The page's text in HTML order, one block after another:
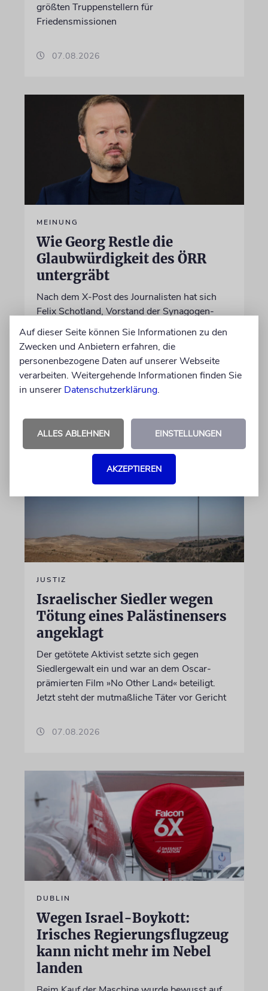
größten Truppenstellern für
Friedensmissionen
07.08.2026
MEINUNG
Wie Georg Restle die
Glaubwürdigkeit des ÖRR
untergräbt
Nach dem X-Post des Journalisten hat sich
Felix Schotland, Vorstand der Synagogen-
Gemeinde Köln, an WDR-
Programmdirektorin Andrea Schafarczyk
gewandt. Wir dokumentieren das Schreiben
im Wortlaut
07.08.2026
JUSTIZ
Israelischer Siedler wegen
Tötung eines Palästinensers
angeklagt
Der getötete Aktivist setzte sich gegen
Siedlergewalt ein und war an dem Oscar-
prämierten Film »No Other Land« beteiligt.
Jetzt steht der mutmaßliche Täter vor Gericht
07.08.2026
DUBLIN
Wegen Israel-Boykott:
Irisches Regierungsflugzeug
kann nicht mehr im Nebel
landen
Auf dieser Seite können Sie Informationen zu den
Zwecken und Anbietern erfahren, die
personenbezogene Daten auf unserer Webseite
verarbeiten. Weitergehende Informationen finden Sie
in unserer Datenschutzerklärung.
ALLES ABLEHNEN EINSTELLUNGEN
AKZEPTIEREN